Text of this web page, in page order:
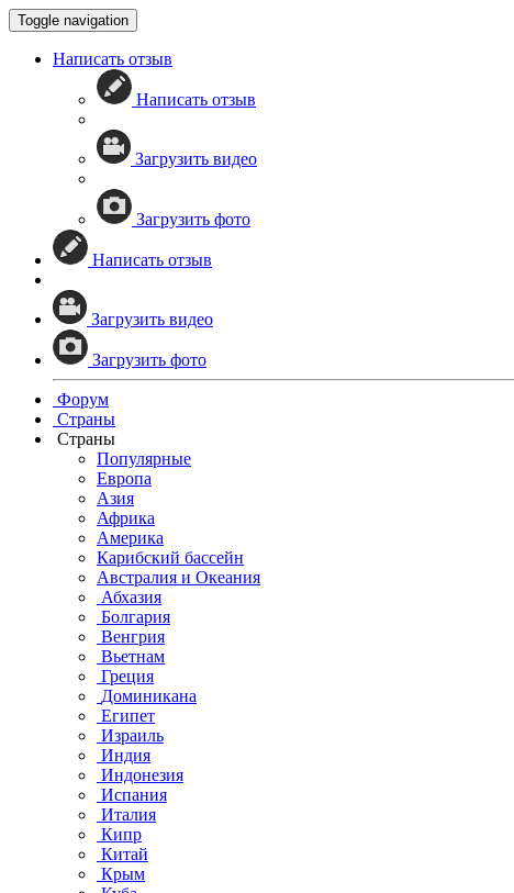
Toggle navigation
Написать отзыв
Написать отзыв
Загрузить видео
Загрузить фото
Написать отзыв
Загрузить видео
Загрузить фото
Форум
Страны
Страны
Популярные
Европа
Азия
Африка
Америка
Карибский бассейн
Австралия и Океания
Абхазия
Болгария
Венгрия
Вьетнам
Греция
Доминикана
Египет
Израиль
Индия
Индонезия
Испания
Италия
Кипр
Китай
Крым